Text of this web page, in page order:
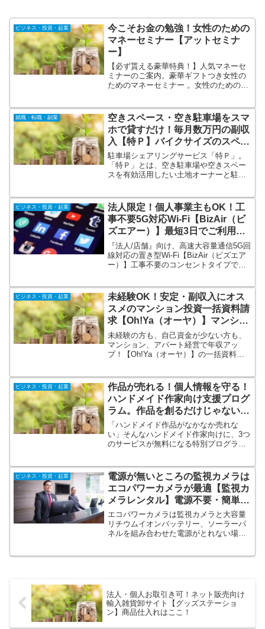
ビジネス・投資・起業
今こそお金の勉強！女性のための
マネーセミナー【アットセミナ
ー】
【必ず貰える豪華特典！】人気マネーセ
ミナーのご案内。豪華ギフトつき女性の
ためのマネーセミナー 。女性のためのス
であるFP（ファイナンシャルプランナ
ー）が、貯蓄・節約・家計改善など様々
なテーマで『賢いマネー運用術』を教え
ます！
就職・転職・副業
空きスペース・空き駐車場をスマ
ホで貸すだけ！毎月数万円の副収
入【特Ｐ】バイクサイズのスペー
スでもＯＫ！
駐車場シェアリングサービス「特Ｐ」。
「特Ｐ」とは、空き駐車場や空きスペー
スを有効活用したい土地オーナーと駐車
の登録料は無料です。設備投資やランニ
ングコストも一切かかりません。バイク
サイズのスペースでもＯＫ。
ビジネス・投資・起業
法人限定！個人事業主もOK！工
事不要5G対応Wi-Fi【BizAir（ビ
ズエアー）】最短3日でご利用可
能！法人・店舗向けWi-Fi
『法人/店舗』向け、高速大容量通信5G回
線対応の置き型Wi-Fi【BizAir（ビズエア
ー）】工事不要のコンセントタイプで最
スなどコンセントがあれば手軽に簡単に
設置が可能です。
ビジネス・投資・起業
未経験OK！安定・副収入にオス
スメのマンション投資一括資料請
求【Oh!Ya（オーヤ）】マンショ
ン経営で年収アップする方続出！
未経験の方も、自己資金が少ない方も、
マンション、アパート経営で年収アッ
プ！【Oh!Ya（オーヤ）】の一括資料請
で済み、複数社ある不動産会社に迷わず
一括で申込できるサイトです。
ビジネス・投資・起業
作品が売れる！個人情報を守る！
ハンドメイド作家向け支援プログ
ラム。作品を創るだけじゃない。
作品を売る！
「ハンドメイド作品がなかなか売れな
い」そんなハンドメイド作家向けに、3つ
のサービスが無料になる特別プログラム
りますが「モノを売る事」が苦手な人が
多いです。その苦手な「売る」を支援す
るプログラムがこのプログラムになりま
す。
ビジネス・投資・起業
電源が無いところの監視カメラは
エコパワーカメラが最適【監視カ
メラレンタル】電源不要・簡単設
置・防犯設定も！
エコパワーカメラは監視カメラと大容量
リチウムイオンバッテリー、ソーラーパ
ネルを組み合わせた電源がとれない場所
法人・個人お取引き可！ネット販売向け
輸入雑貨卸サイト【グッズステーショ
ン】商品仕入れはここ！